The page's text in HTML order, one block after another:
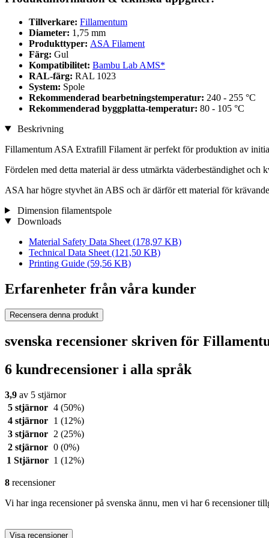
Tillverkare: Fillamentum
Diameter: 1,75 mm
Produkttyper: ASA Filament
Färg: Gul
Kompatibilitet: Bambu Lab AMS*
RAL-färg: RAL 1023
System: Spole
Rekommenderad bearbetningstemperatur: 240 - 255 °C
Rekommenderad byggplatta-temperatur: 80 - 105 °C
Beskrivning
Fillamentum ASA Extrafill Filament är perfekt för produktion av
Fördelen med detta material är dess utmärkta väderbeständighet och
ASA har högre styvhet än ABS och är därför ett material för
Dimension filamentspole
Downloads
Material Safety Data Sheet (178,97 KB)
Technical Data Sheet (121,50 KB)
Printing Guide (59,56 KB)
Erfarenheter från våra kunder
Recensera denna produkt
svenska recensioner skriven för
6 kundrecensioner i alla språk
3,9 av 5 stjärnor
5 stjärnor 4 (50%)
4 stjärnor
1 (12%)
3 stjärnor
2 (25%)
2 stjärnor 0 (0%)
1 Stjärnor 1 (12%)
8 recensioner
Vi har inga recensioner på svenska ännu, men vi har 6 recensioner
Visa recensioner